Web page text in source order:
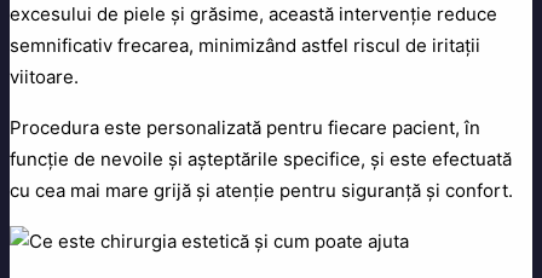
excesului de piele și grăsime, această intervenție reduce
semnificativ frecarea, minimizând astfel riscul de iritații
viitoare.
Procedura este personalizată pentru fiecare pacient, în
funcție de nevoile și așteptările specifice, și este efectuată
cu cea mai mare grijă și atenție pentru siguranță și confort.